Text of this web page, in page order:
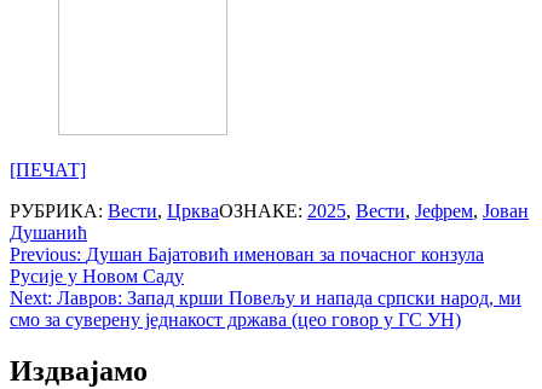
[ПЕЧАТ]
РУБРИКА: Вести, ЦркваОЗНАКЕ: 2025, Вести, Јефрем, Јован
Душанић
Post
navigation
Previous: Душан Бајатовић именован за почасног конзула
Русије у Новом Саду
Next: Лавров: Запад крши Повељу и напада српски народ, ми
смо за суверену једнакост држава (цео говор у ГС УН)
Издвајамо